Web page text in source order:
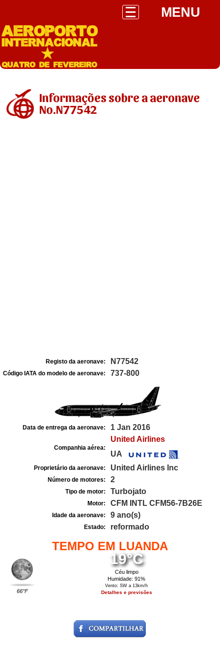
MENU
Informações sobre a aeronave
No.N77542
Registo da aeronave: N77542
Código IATA do modelo de aeronave: 737-800
Data de entrega da aeronave: 1 Jan 2016
Companhia aérea:
United Airlines
UA
Proprietário da aeronave: United Airlines Inc
Número de motores: 2
Tipo de motor: Turbojato
Motor: CFM INTL CFM56-7B26E
Idade da aeronave: 9 ano(s)
Estado: reformado
TEMPO EM LUANDA
66°F
19°C
Céu limpo
Humidade: 91%
Vento: SW a 13km/h
Detalhes e previsões